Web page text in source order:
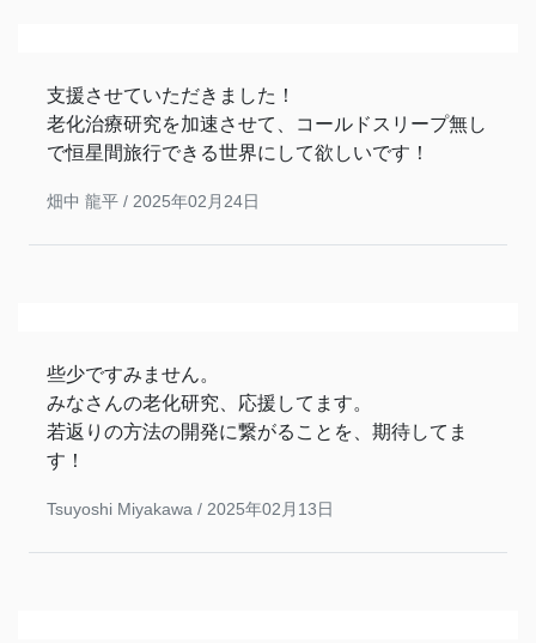
支援させていただきました！
老化治療研究を加速させて、コールドスリープ無し
で恒星間旅行できる世界にして欲しいです！
畑中 龍平 / 2025年02月24日
些少ですみません。
みなさんの老化研究、応援してます。
若返りの方法の開発に繋がることを、期待してま
す！
Tsuyoshi Miyakawa / 2025年02月13日